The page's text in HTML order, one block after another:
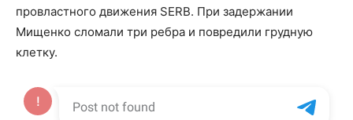
провластного движения SERB. При задержании
Мищенко сломали три ребра и повредили грудную
клетку.